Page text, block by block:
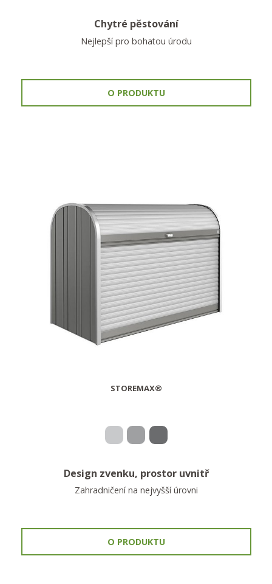
Chytré pěstování
Nejlepší pro bohatou úrodu
O PRODUKTU
STOREMAX®
Design zvenku, prostor uvnitř
Zahradničení na nejvyšší úrovni
O PRODUKTU